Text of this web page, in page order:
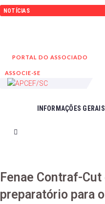
Ir
para
NOTÍCIAS
PORTAL DO ASSOCIADO
ASSOCIE-SE
INFORMAÇÕES GERAIS
Fenae Contraf-
preparatório para